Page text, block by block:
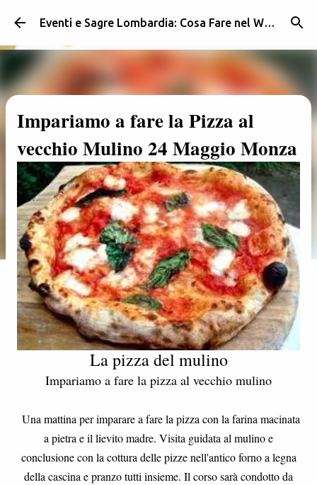
Passa ai contenuti principali Eventi e Sagre Lombardia: Cosa Fare nel Weekend | Weekendidea
Impariamo a fare la Pizza al
vecchio Mulino 24 Maggio Monza
La pizza del mulino
Impariamo a fare la pizza al vecchio mulino
Una mattina per imparare a fare la pizza con la farina macinata
a pietra e il lievito madre. Visita guidata al mulino e
conclusione con la cottura delle pizze nell'antico forno a legna
della cascina e pranzo tutti insieme. Il corso sarà condotto da